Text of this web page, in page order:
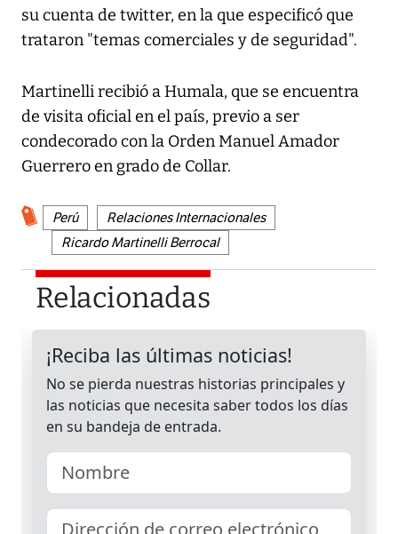
su cuenta de twitter, en la que especificó que
trataron "temas comerciales y de seguridad".
Martinelli recibió a Humala, que se encuentra
de visita oficial en el país, previo a ser
condecorado con la Orden Manuel Amador
Guerrero en grado de Collar.
Perú
Relaciones Internacionales
Ricardo Martinelli Berrocal
Relacionadas